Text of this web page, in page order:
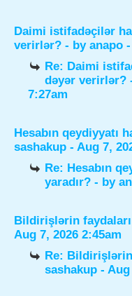
Daimi istifadəçilər
verirlər? - by anapo
Re: Daimi
dəyər verirlər?
7:27am
Hesabın qeydiyyatı
sashakup - Aug 7,
Re: Hesabın
yaradır? - by
Bildirişlərin
Aug 7, 2026 2:45am
Re:
sashakup - Aug